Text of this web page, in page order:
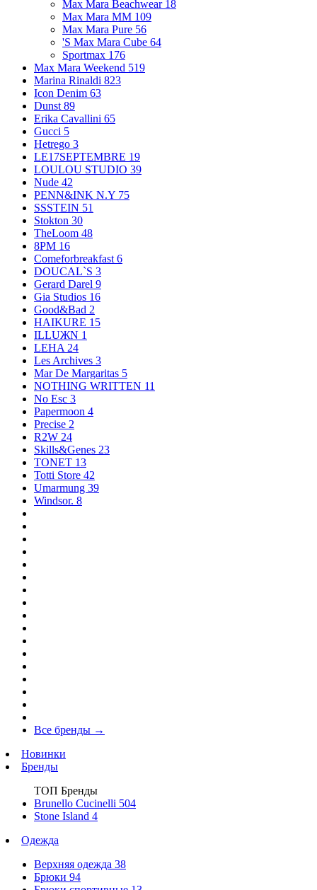
Max Mara Beachwear 18
Max Mara MM 109
Max Mara Pure 56
'S Max Mara Cube 64
Sportmax 176
Max Mara Weekend 519
Marina Rinaldi 823
Icon Denim 63
Dunst 89
Erika Cavallini 65
Gucci 5
Hetrego 3
LE17SEPTEMBRE 19
LOULOU STUDIO 39
Nude 42
PENN&INK N.Y 75
SSSTEIN 51
Stokton 30
TheLoom 48
8PM 16
Comeforbreakfast 6
DOUCAL`S 3
Gerard Darel 9
Gia Studios 16
Good&Bad 2
HAIKURE 15
ILLUЖN 1
LEHA 24
Les Archives 3
Mar De Margaritas 5
NOTHING WRITTEN 11
No Esc 3
Papermoon 4
Precise 2
R2W 24
Skills&Genes 23
TONET 13
Totti Store 42
Umarmung 39
Windsor. 8
Все бренды →
Новинки
Бренды
ТОП Бренды
Brunello Cucinelli 504
Stone Island 4
Одежда
Верхняя одежда 38
Брюки 94